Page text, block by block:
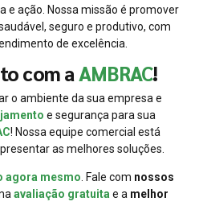
e ação. Nossa missão é promover
seguro e produtivo, com
de excelência.
com aAMBRAC!
o ambiente da sua empresa e
e segurança para sua
! Nossa equipe comercial está
as melhores soluções.
agora mesmo. Fale com nossos
avaliação gratuitae a melhor